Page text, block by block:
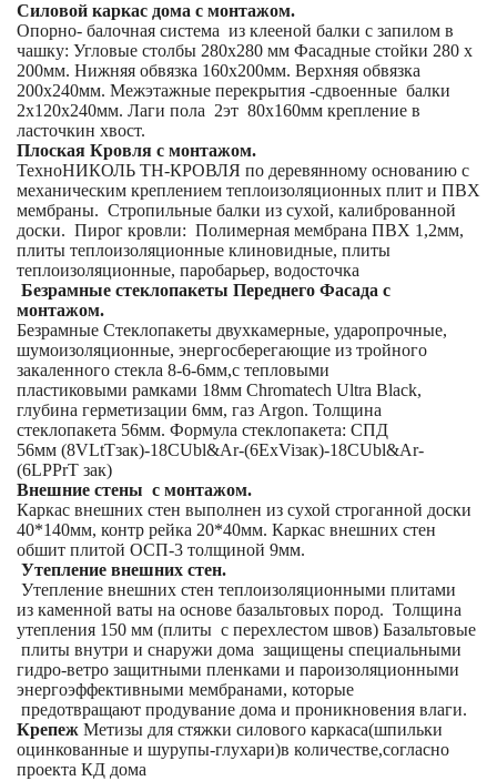
Силовой каркас дома с монтажом.
Опорно- балочная система из клееной балки с запилом в
чашку: Угловые столбы 280х280 мм Фасадные стойки 280 х
200мм. Нижняя обвязка 160х200мм. Верхняя обвязка
200х240мм. Межэтажные перекрытия -сдвоенные балки
2х120х240мм. Лаги пола 2эт 80х160мм крепление в
ласточкин хвост.
Плоская Кровля с монтажом.
ТехноНИКОЛЬ ТН-КРОВЛЯ по деревянному основанию с
механическим креплением теплоизоляционных плит и ПВХ
мембраны. Стропильные балки из сухой, калиброванной
доски. Пирог кровли: Полимерная мембрана ПВХ 1,2мм,
плиты теплоизоляционные клиновидные, плиты
теплоизоляционные, паробарьер, водосточка
Безрамные стеклопакеты Переднего Фасада с
монтажом.
Безрамные Стеклопакеты двухкамерные, ударопрочные,
шумоизоляционные, энергосберегающие из тройного
закаленного стекла 8-6-6мм,с тепловыми
пластиковыми рамками 18мм Chromatech Ultra Black,
глубина герметизации 6мм, газ Argon. Толщина
стеклопакета 56мм. Формула стеклопакета: СПД
56мм (8VLtTзак)-18CUbl&Ar-(6ExViзак)-18CUbl&Ar-
(6LPPrT зак)
Внешние стены с монтажом.
Каркас внешних стен выполнен из сухой строганной доски
40*140мм, контр рейка 20*40мм. Каркас внешних стен
обшит плитой ОСП-3 толщиной 9мм.
Утепление внешних стен.
Утепление внешних стен теплоизоляционными плитами
из каменной ваты на основе базальтовых пород. Толщина
утепления 150 мм (плиты с перехлестом швов) Базальтовые
плиты внутри и снаружи дома защищены специальными
гидро-ветро защитными пленками и пароизоляционными
энергоэффективными мембранами, которые
предотвращают продувание дома и проникновения влаги.
Крепеж Метизы для стяжки силового каркаса(шпильки
оцинкованные и шурупы-глухари)в количестве,согласно
проекта КД дома